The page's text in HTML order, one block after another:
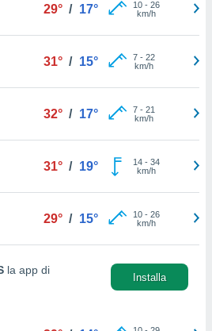
29° / 17° 10- 26
km/h
31° / 15° 7- 22
km/h
32° / 17° 7- 21
km/h
31° / 19° 14- 34
km/h
29° / 15° 10- 26
km/h
la app di
Installa